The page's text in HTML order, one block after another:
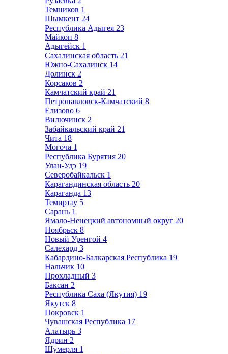
Темников 1
Шымкент 24
Республика Адыгея 23
Майкоп 8
Адыгейск 1
Сахалинская область 21
Южно-Сахалинск 14
Долинск 2
Корсаков 2
Камчатский край 21
Петропавловск-Камчатский 8
Елизово 6
Вилючинск 2
Забайкальский край 21
Чита 18
Могоча 1
Республика Бурятия 20
Улан-Удэ 19
Северобайкальск 1
Карагандинская область 20
Караганда 13
Темиртау 5
Сарань 1
Ямало-Ненецкий автономный округ 20
Ноябрьск 8
Новый Уренгой 4
Салехард 3
Кабардино-Балкарская Республика 19
Нальчик 10
Прохладный 3
Баксан 2
Республика Саха (Якутия) 19
Якутск 8
Покровск 1
Чувашская Республика 17
Алатырь 3
Ядрин 2
Шумерля 1